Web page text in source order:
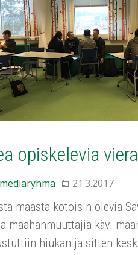
opiskelevia
21.3.2017
maasta kotoisin olevia
maahanmuuttajia kävi
hiukan ja sitten